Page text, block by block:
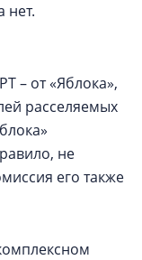
нет.
– от «Яблока»,
расселяемых
не
его также